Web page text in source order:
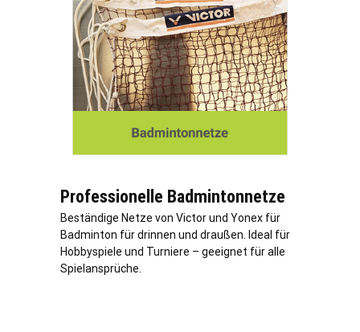
Professionelle Badmintonnetze
Beständige Netze von Victor und Yonex für
Badminton für drinnen und draußen. Ideal für
Hobbyspiele und Turniere – geeignet für alle
Spielansprüche.